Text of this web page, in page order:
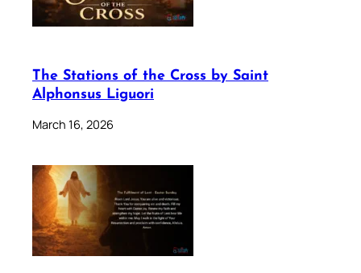
The Stations of the Cross by Saint
Alphonsus Liguori
March 16, 2026